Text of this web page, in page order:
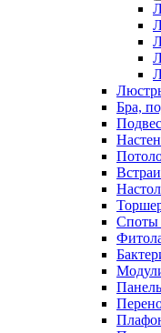
Бра,
Споты